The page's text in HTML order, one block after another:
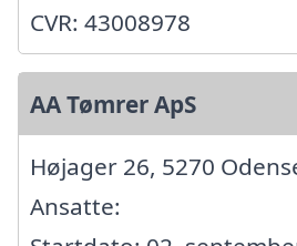
CVR: 43008978
AA Tømrer ApS
Højager 26, 5270
Ansatte: